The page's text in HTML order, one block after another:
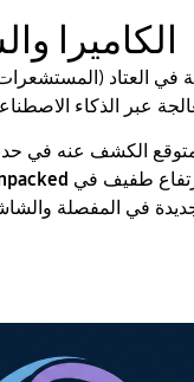
​الكاميرا
في العتاد
طفيف في